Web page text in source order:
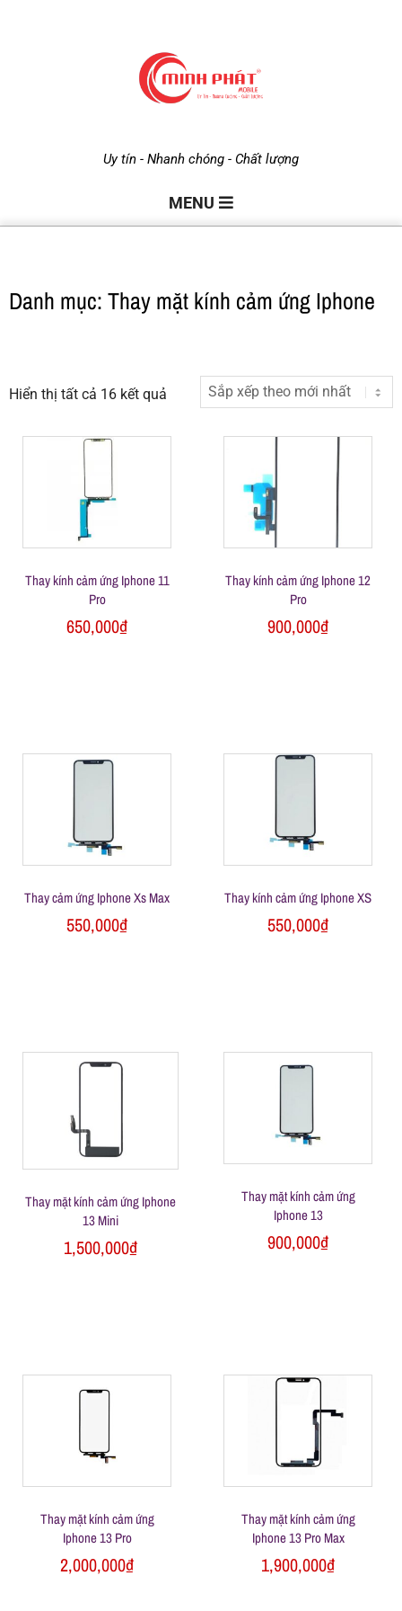
i
n
P
h
t
M
i
e
ử
h
đ
ệ
n
Uy tín - Nhanh chóng - Chất lượng
MENU
Danh mục: Thay mặt kính cảm ứng Iphone
Hiển thị tất cả 16 kết quả
Thay kính cảm ứng Iphone 11
Pro
650,000₫
Thay kính cảm ứng Iphone 12
Pro
900,000₫
Thay cảm ứng Iphone Xs Max
550,000₫
Thay kính cảm ứng Iphone XS
550,000₫
Thay mặt kính cảm ứng Iphone
13 Mini
1,500,000₫
Thay mặt kính cảm ứng
Iphone 13
900,000₫
Thay mặt kính cảm ứng
Iphone 13 Pro
2,000,000₫
Thay mặt kính cảm ứng
Iphone 13 Pro Max
1,900,000₫